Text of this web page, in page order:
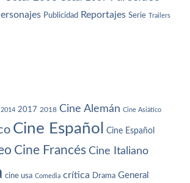
Publicidad Reportajes Serie Trailers
2014 2017 2018 Cine Alemán Cine Asiático
Cine Español Cine Español
Cine Francés Cine Italiano
cine usa Comedia crítica Drama General